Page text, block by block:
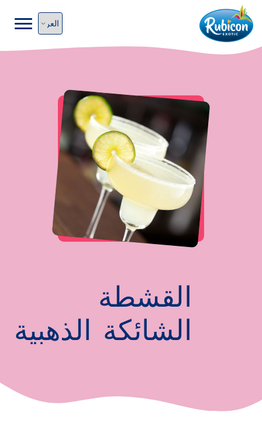
القشطة
الشائكة الذهبية